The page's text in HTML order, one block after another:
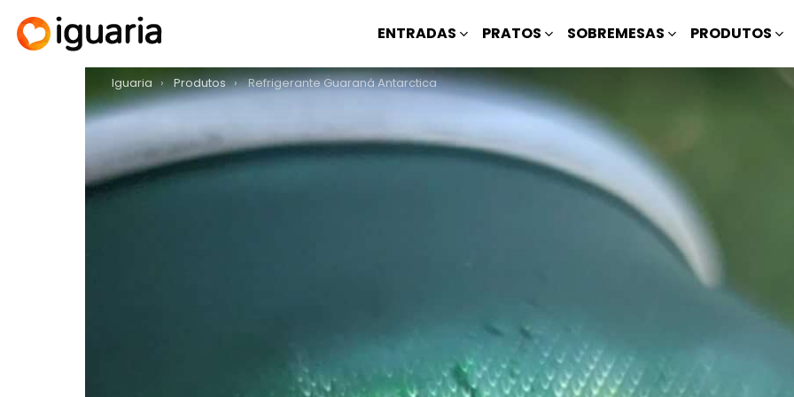
ENTRADAS PRATOS SOBREMESAS PRODUTOS
You are here:
Iguaria Produtos Refrigerante Guaraná Antarctica